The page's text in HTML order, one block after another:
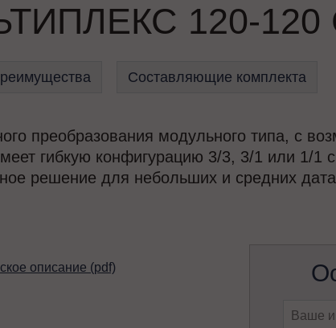
120-120
Составляющие комплекта
преобразования модульного типа, с
гибкую конфигурацию 3/3, 3/1 или 1/1
решение для небольших и средних
описание (pdf)